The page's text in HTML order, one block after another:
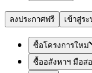
ลงประกาศฟรี เข้าสู่ระ
ซื้อโครงการใหม่
ซื้ออสังหาฯ มือส